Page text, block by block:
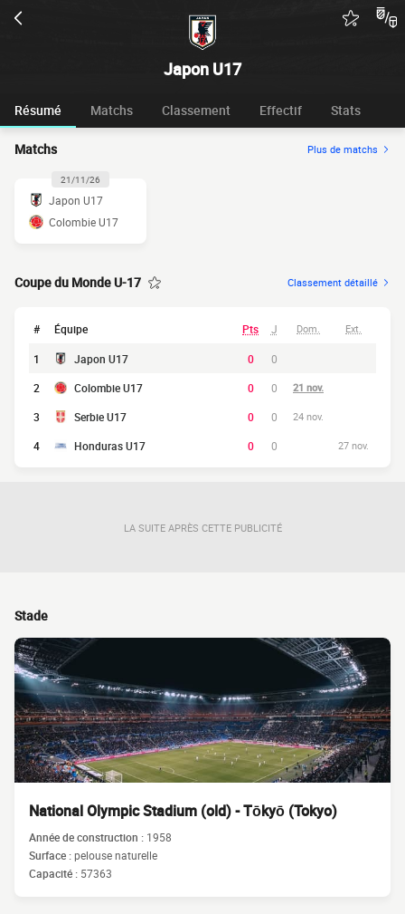
Japon U17
Résumé Matchs Classement Effectif Stats
Matchs Plus de matchs
21/11/26
Japon U17
Colombie U17
Coupe du Monde U-17 Classement détaillé
# Équipe Pts J Dom. Ext.
1 Japon U17 0
0
2
Colombie U17 0 0 21 nov.
3 Serbie U17 0 0 24 nov.
4 Honduras U17 0 0 27 nov.
LA SUITE APRÈS CETTE PUBLICITÉ
Stade
National Olympic Stadium (old) - Tōkyō (Tokyo)
Année de construction : 1958
Surface :pelouse naturelle
Capacité : 57363